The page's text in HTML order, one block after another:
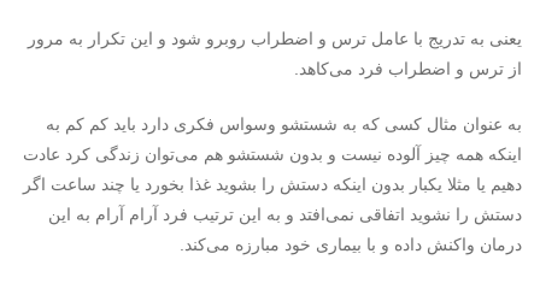
یعنی به تدریج با عامل ترس و اضطراب روبرو شود و این تکرار به مرور
از ترس و اضطراب فرد می‌کاهد.
به عنوان مثال کسی که به شستشو وسواس فکری دارد باید کم کم به
اینکه همه چیز آلوده نیست و بدون شستشو هم می‌توان زندگی کرد عادت
دهیم یا مثلا یکبار بدون اینکه دستش را بشوید غذا بخورد یا چند ساعت اگر
دستش را نشوید اتفاقی نمی‌افتد و به این ترتیب فرد آرام آرام به این
درمان واکنش داده و با بیماری خود مبارزه می‌کند.